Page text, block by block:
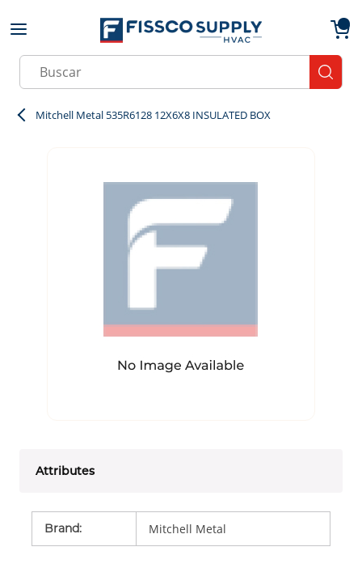
Skip to main content
Site Search
Mitchell Metal 535R6128 12X6X8 INSULATED BOX
Attributes
Brand: Mitchell Metal